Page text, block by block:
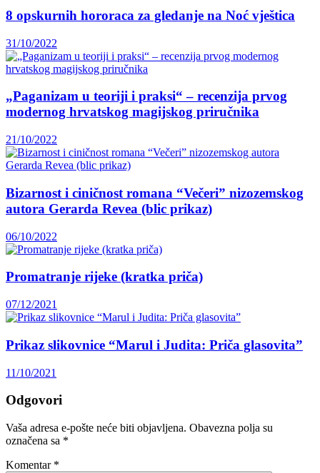
8 opskurnih hororaca za gledanje na Noć vještica
31/10/2022
„Paganizam u teoriji i praksi“ – recenzija prvog
modernog hrvatskog magijskog priručnika
21/10/2022
Bizarnost i ciničnost romana “Večeri” nizozemskog
autora Gerarda Revea (blic prikaz)
06/10/2022
Promatranje rijeke (kratka priča)
07/12/2021
Prikaz slikovnice “Marul i Judita: Priča glasovita”
11/10/2021
Odgovori
Vaša adresa e-pošte neće biti objavljena. Obavezna polja su
označena sa *
Komentar *